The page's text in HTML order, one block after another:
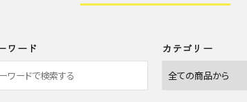
ワード カテゴリー